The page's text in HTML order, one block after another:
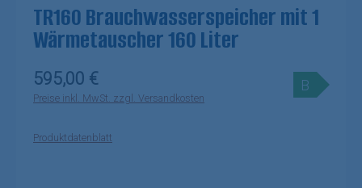
TR160 Brauchwasserspeicher mit 1
Wärmetauscher 160 Liter
Regulärer Preis:
595,00 €
Preise inkl. MwSt. zzgl. Versandkosten
Produktdatenblatt
B